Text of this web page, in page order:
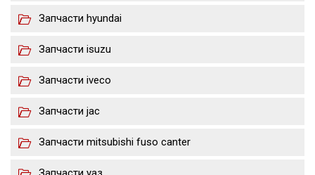
Запчасти hyundai
Запчасти isuzu
Запчасти iveco
Запчасти jac
Запчасти mitsubishi fuso canter